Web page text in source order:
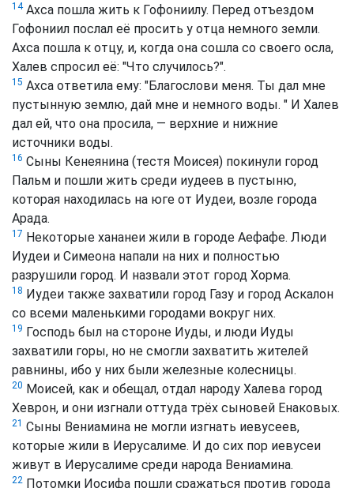
14Ахса пошла жить к Гофониилу. Перед отъездом
Гофониил послал её просить у отца немного земли.
Ахса пошла к отцу, и, когда она сошла со своего осла,
Халев спросил её: "Что случилось?".
15 Ахса ответила ему: "Благослови меня. Ты дал мне
пустынную землю, дай мне и немного воды. " И Халев
дал ей, что она просила, — верхние и нижние
источники воды.
16 Сыны Кенеянина (тестя Моисея) покинули город
Пальм и пошли жить среди иудеев в пустыню,
которая находилась на юге от Иудеи, возле города
Арада.
17 Некоторые хананеи жили в городе Аефафе. Люди
Иудеи и Симеона напали на них и полностью
разрушили город. И назвали этот город Хорма.
18 Иудеи также захватили город Газу и город Аскалон
со всеми маленькими городами вокруг них.
19 Господь был на стороне Иуды, и люди Иуды
захватили горы, но не смогли захватить жителей
равнины, ибо у них были железные колесницы.
20 Моисей, как и обещал, отдал народу Халева город
Хеврон, и они изгнали оттуда трёх сыновей Енаковых.
21 Сыны Вениамина не могли изгнать иевусеев,
которые жили в Иерусалиме. И до сих пор иевусеи
живут в Иерусалиме среди народа Вениамина.
22 Потомки Иосифа пошли сражаться против города